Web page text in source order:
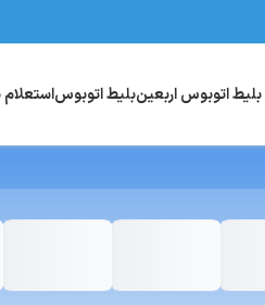
بلیط اتوبوس اربعینبلیط اتوبوس